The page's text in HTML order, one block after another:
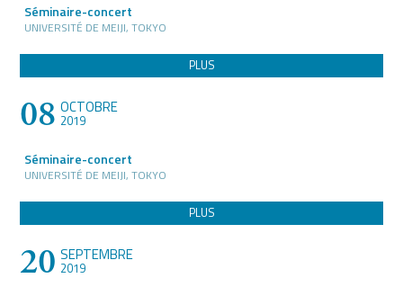
Séminaire-concert
UNIVERSITÉ DE MEIJI, TOKYO
PLUS
08 OCTOBRE
2019
Séminaire-concert
UNIVERSITÉ DE MEIJI, TOKYO
PLUS
20 SEPTEMBRE
2019